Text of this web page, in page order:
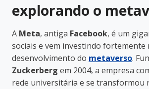
explorando o
A Meta, antiga Facebook, é um
sociais e vem investindo fortemente
desenvolvimento do metaverso.
Zuckerberg em 2004, a empresa
rede universitária e se transformou